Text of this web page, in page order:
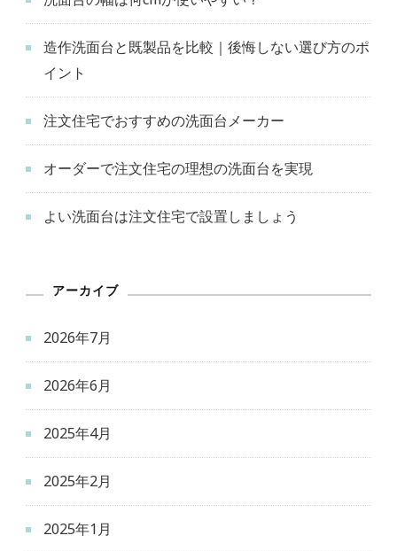
造作洗面台と既製品を比較｜後悔しない選び方のポ
イント
注文住宅でおすすめの洗面台メーカー
オーダーで注文住宅の理想の洗面台を実現
よい洗面台は注文住宅で設置しましょう
アーカイブ
2026年7月
2026年6月
2025年4月
2025年2月
2025年1月